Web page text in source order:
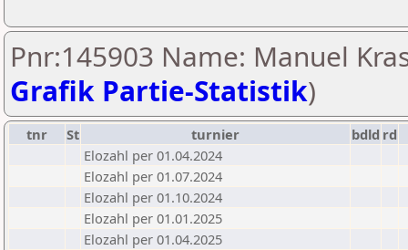
Pnr:145903 Name: Manuel
Grafik Partie-Statistik)
tnr St turnier bdld rd
Elozahl per 01.04.2024
Elozahl per 01.07.2024
Elozahl per 01.10.2024
Elozahl per 01.01.2025
Elozahl per 01.04.2025